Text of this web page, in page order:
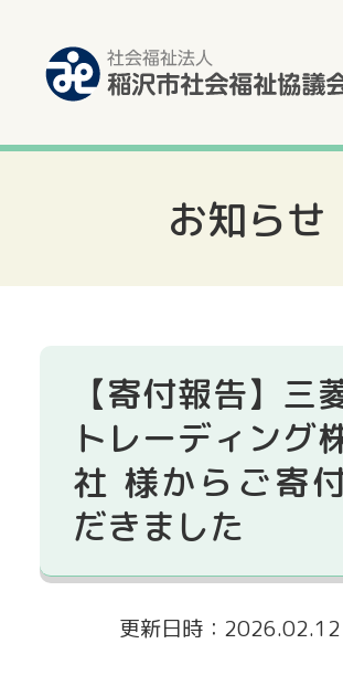
社協とは
社協事業
サービス
寄付募金
お知らせ
【寄付報告】三
トレーディング
社 様からご寄
だきました
更新日時：2026.02.12